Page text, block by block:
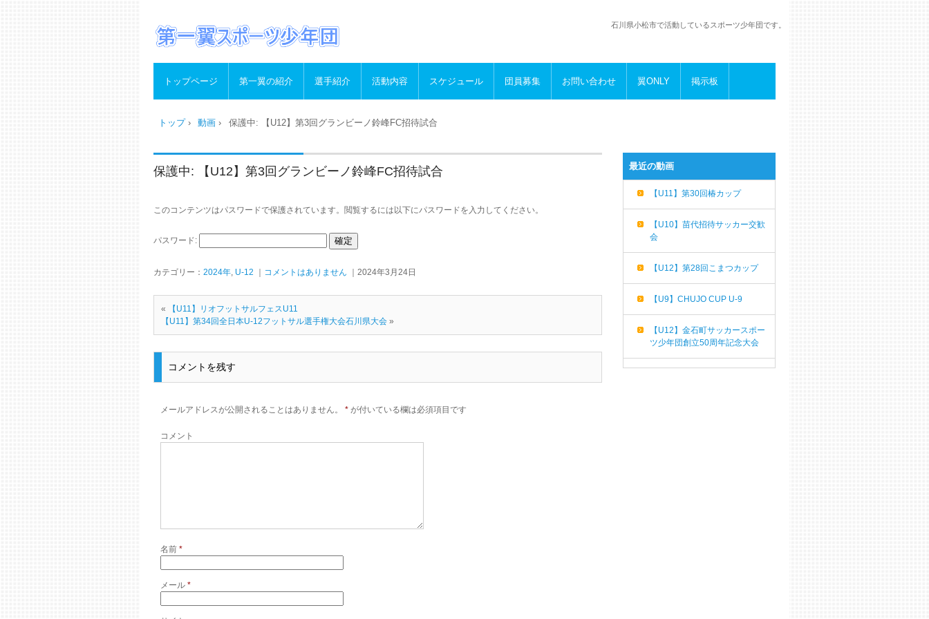
石川県小松市で活動しているスポーツ少年団です。
トップページ 第一翼の紹介 選手紹介 活動内容 スケジュール 団員募集 お問い合わせ 翼ONLY 掲示板
トップ› 動画 › 保護中: 【U12】第3回グランビーノ鈴峰FC招待試合
保護中: 【U12】第3回グランビーノ鈴峰FC招待試合
このコンテンツはパスワードで保護されています。閲覧するには以下にパスワードを入力してください。
パスワード:
カテゴリー： 2024年 U-12 ｜ コメントはありません ｜2024年3月24日
«
【U11】リオフットサルフェスU11
【U11】第34回全日本U-12フットサル選手権大会石川県大会 »
コメントを残す
メールアドレスが公開されることはありません。 * が付いている欄は必須項目です
コメント
名前 *
メール *
最近の動画
【U11】第30回椿カップ
【U10】苗代招待サッカー交歓
会
【U12】第28回こまつカップ
【U9】CHUJO CUP U-9
【U12】金石町サッカースポー
ツ少年団創立50周年記念大会